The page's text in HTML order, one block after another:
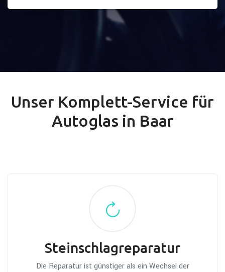
Unser Komplett-Service für
Autoglas in Baar
Steinschlagreparatur
Die Reparatur ist günstiger als ein Wechsel der